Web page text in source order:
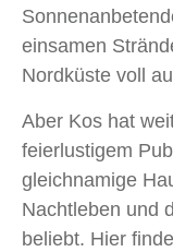
einsamen
Nordküste voll
Aber Kos hat
feierlustigem
gleichnamige
Nachtleben und
beliebt. Hier